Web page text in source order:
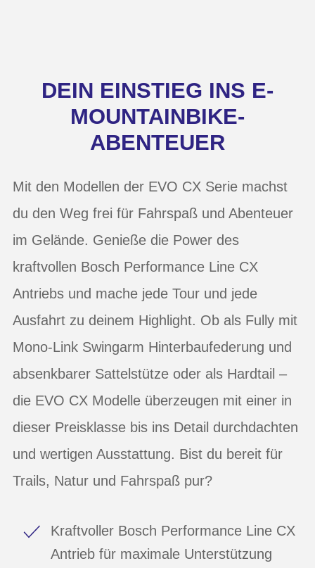
DEIN EINSTIEG INS E-
MOUNTAINBIKE-
ABENTEUER
Mit den Modellen der EVO CX Serie machst
du den Weg frei für Fahrspaß und Abenteuer
im Gelände. Genieße die Power des
kraftvollen Bosch Performance Line CX
Antriebs und mache jede Tour und jede
Ausfahrt zu deinem Highlight. Ob als Fully mit
Mono-Link Swingarm Hinterbaufederung und
absenkbarer Sattelstütze oder als Hardtail –
die EVO CX Modelle überzeugen mit einer in
dieser Preisklasse bis ins Detail durchdachten
und wertigen Ausstattung. Bist du bereit für
Trails, Natur und Fahrspaß pur?
Kraftvoller Bosch Performance Line CX
Antrieb für maximale Unterstützung